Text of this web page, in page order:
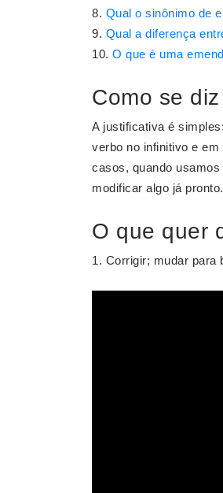
Qual o sinônimo de
Qual a diferença
O que é uma
Como se
A justificativa é
verbo no infinitivo e
casos, quando usamos
modificar algo já pronto.
O que quer
1. Corrigir; mudar para